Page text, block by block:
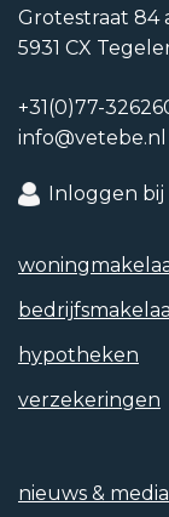
Grotestraat 84
5931 CX
+31(0)77-
info@vetebe.nl
Inloggen bij
hypotheken
verzekeringen
nieuws & media